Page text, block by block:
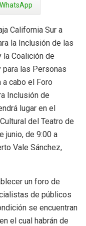
WhatsApp
California Sur a
la Inclusión de las
la Coalición de
las Personas
a cabo el Foro
Inclusión de
lugar en el
del Teatro de
junio, de 9:00 a
Vale Sánchez,
un foro de
de públicos
se encuentran
el cual habrán de